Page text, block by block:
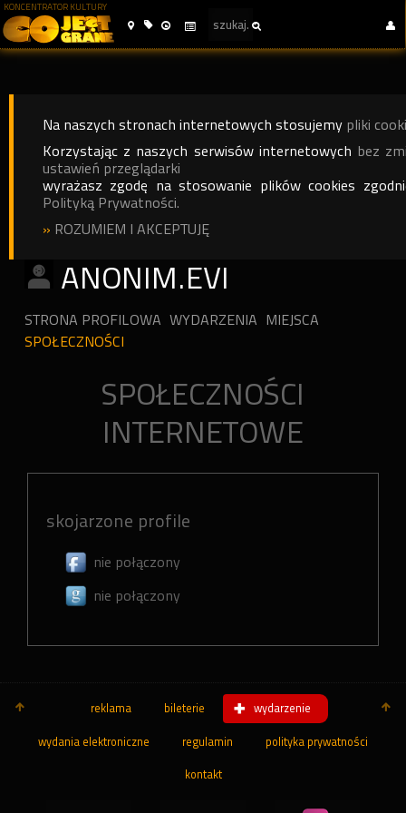
KONCENTRATOR KULTURY
Na naszych stronach internetowych stosujemy pliki
Korzystając z naszych serwisów internetowych bez
ustawień przeglądarki
wyrażasz zgodę na stosowanie plików cookies
Polityką Prywatności.
» ROZUMIEM I AKCEPTUJĘ
ANONIM.EVI
STRONA PROFILOWA WYDARZENIA MIEJSCA
SPOŁECZNOŚCI
SPOŁECZNOŚCI
INTERNETOWE
skojarzone profile
nie połączony
nie połączony
reklama bileterie wydarzenie
wydania elektroniczne regulamin polityka prywatności
kontakt